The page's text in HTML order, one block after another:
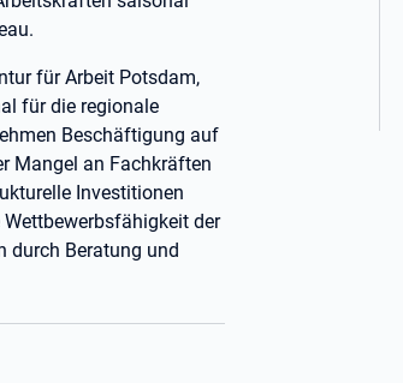
für Arbeit Potsdam,
für die regionale
Beschäftigung auf
Mangel an Fachkräften
Investitionen
der
durch Beratung und